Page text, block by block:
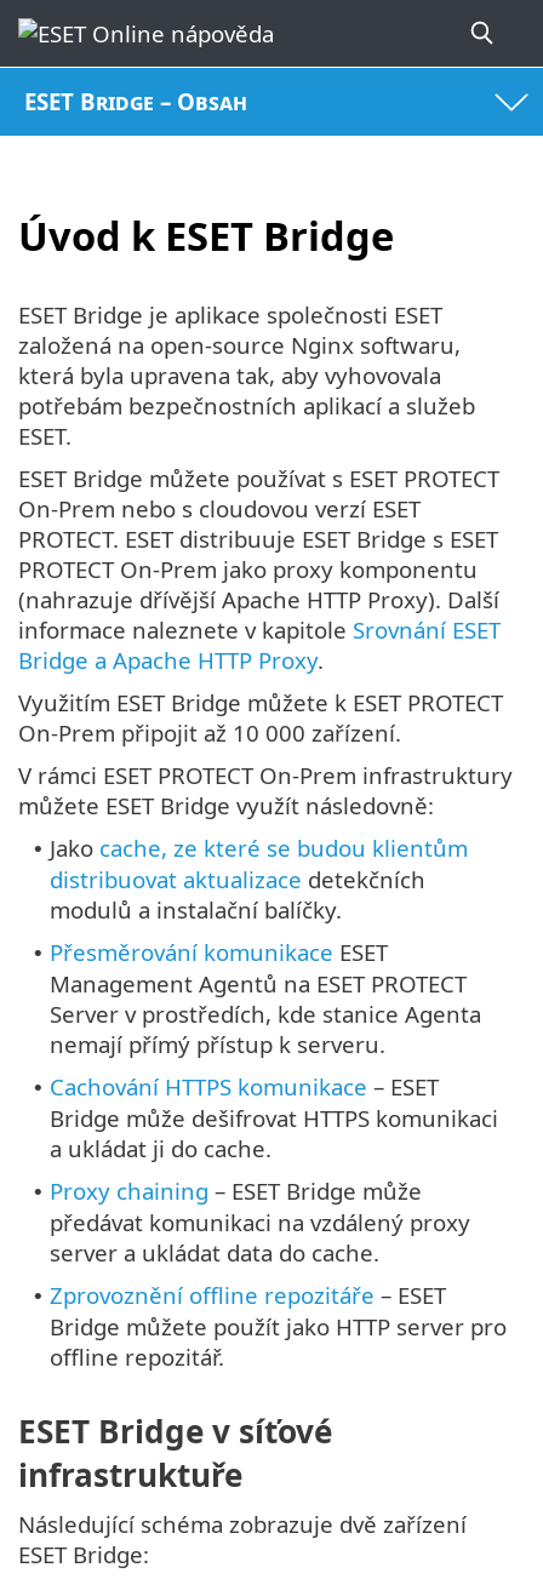
ESET Bridge – Obsah
Úvod k ESET Bridge
ESET Bridge je aplikace společnosti ESET
založená na open-source Nginx softwaru,
která byla upravena tak, aby vyhovovala
potřebám bezpečnostních aplikací a služeb
ESET.
ESET Bridge můžete používat s ESET PROTECT
On-Prem nebo s cloudovou verzí ESET
PROTECT. ESET distribuuje ESET Bridge s ESET
PROTECT On-Prem jako proxy komponentu
(nahrazuje dřívější Apache HTTP Proxy). Další
informace naleznete v kapitole Srovnání ESET
Bridge a Apache HTTP Proxy.
Využitím ESET Bridge můžete k ESET PROTECT
On-Prem připojit až 10 000 zařízení.
V rámci ESET PROTECT On-Prem infrastruktury
můžete ESET Bridge využít následovně:
• Jako cache, ze které se budou klientům
distribuovat aktualizace detekčních
modulů a instalační balíčky.
• Přesměrování komunikace ESET
Management Agentů na ESET PROTECT
Server v prostředích, kde stanice Agenta
nemají přímý přístup k serveru.
• Cachování HTTPS komunikace – ESET
Bridge může dešifrovat HTTPS komunikaci
a ukládat ji do cache.
• Proxy chaining – ESET Bridge může
předávat komunikaci na vzdálený proxy
server a ukládat data do cache.
• Zprovoznění offline repozitáře – ESET
Bridge můžete použít jako HTTP server pro
offline repozitář.
ESET Bridge v síťové
infrastruktuře
Následující schéma zobrazuje dvě zařízení
ESET Bridge: